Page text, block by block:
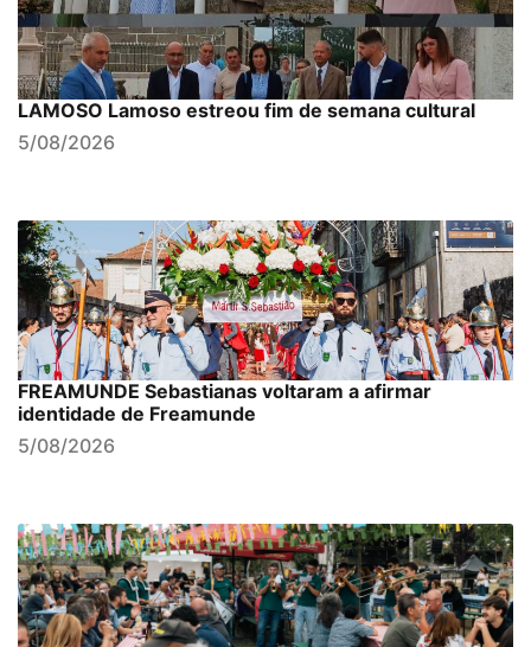
LAMOSO Lamoso estreou fim de semana cultural
5/08/2026
FREAMUNDE Sebastianas voltaram a afirmar
identidade de Freamunde
5/08/2026